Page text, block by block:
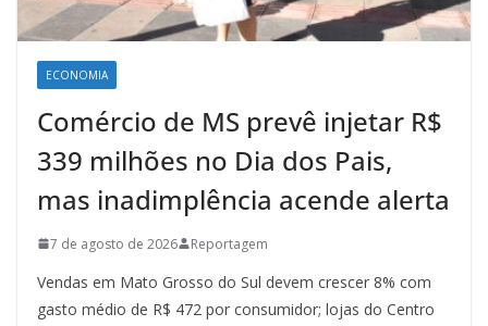
ECONOMIA
Comércio de MS prevê injetar R$
339 milhões no Dia dos Pais,
mas inadimplência acende alerta
7 de agosto de 2026 Reportagem
Vendas em Mato Grosso do Sul devem crescer 8% com
gasto médio de R$ 472 por consumidor; lojas do Centro